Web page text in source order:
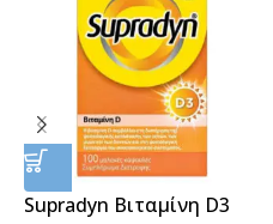
Supradyn Βιταμίνη D3